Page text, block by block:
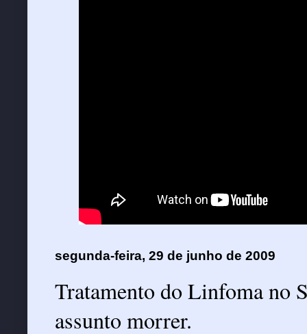
segunda-feira, 29 de junho de 2009
Tratamento do Linfoma no
assunto morrer.